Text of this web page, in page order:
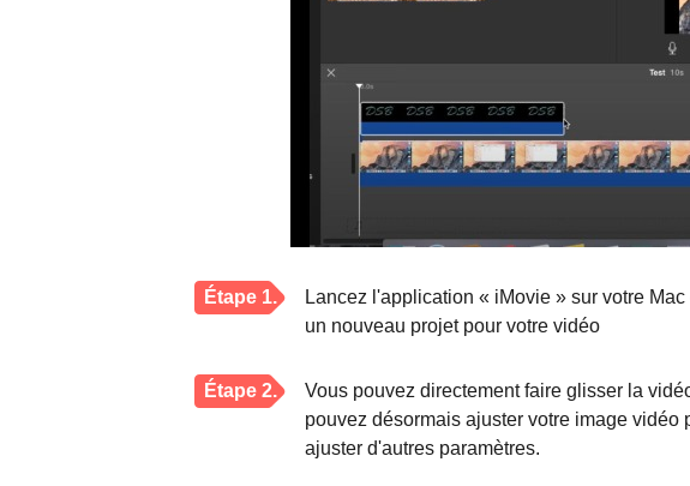
Étape 1.
Lancez l'application « iMovie » sur votre
un nouveau projet pour votre vidéo
Étape 2.
Vous pouvez directement faire glisser la
pouvez désormais ajuster votre image
ajuster d'autres paramètres.